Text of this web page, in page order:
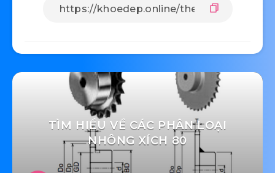
TÌM HIỂU VỀ CÁC PHÂN LOẠI
NHÔNG XÍCH 80